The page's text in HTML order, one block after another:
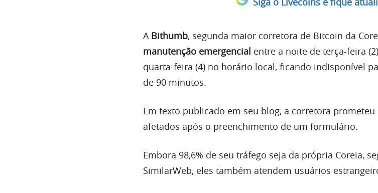
A Bithumb, segunda maior corretora de Bitcoin da
manutenção emergencial entre a noite de terça-feira
quarta-feira (4) no horário local, ficando indisponível
de 90 minutos.
Em texto publicado em seu blog, a corretora
afetados após o preenchimento de um formulário.
Embora 98,6% de seu tráfego seja da própria Coreia,
SimilarWeb, eles também atendem usuários